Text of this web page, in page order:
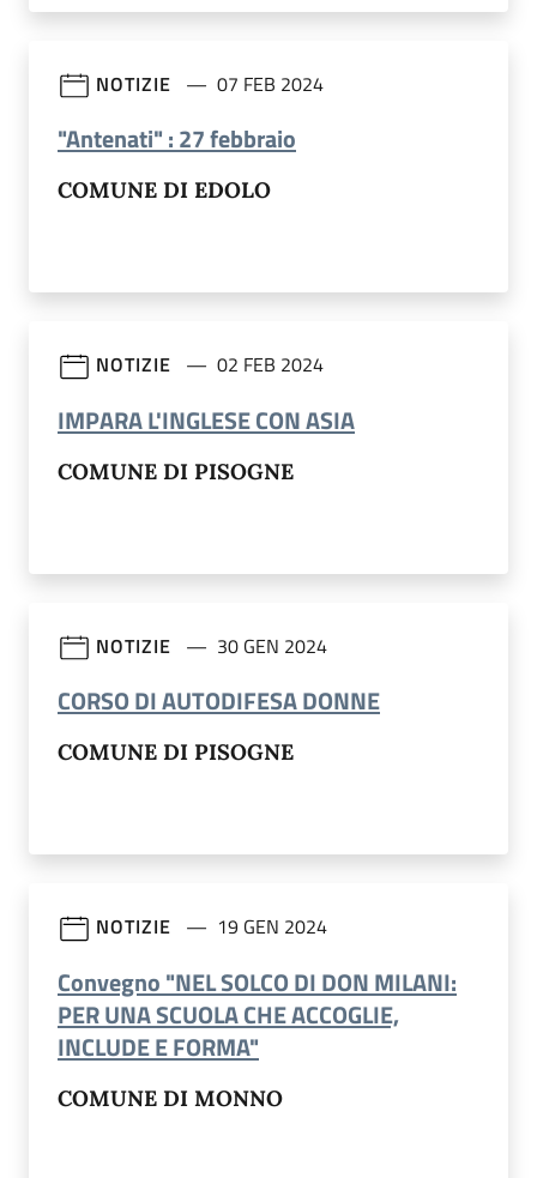
NOTIZIE 07 FEB 2024
"Antenati" : 27 febbraio
COMUNE DI EDOLO
NOTIZIE 02 FEB 2024
IMPARA L'INGLESE CON ASIA(apre in un'altra
COMUNE DI PISOGNE
NOTIZIE 30 GEN 2024
CORSO DI AUTODIFESA DONNE(apre in
COMUNE DI PISOGNE
NOTIZIE 19 GEN 2024
Convegno "NEL SOLCO DI DON MILANI:
PER UNA SCUOLA CHE ACCOGLIE,
INCLUDE E FORMA"
COMUNE DI MONNO